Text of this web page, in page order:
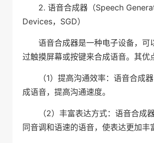
2. 语音合成器（Speech
Devices，SGD）
语音合成器是一种电子设备，可
过触摸屏幕或按键来合成语音。其优
（1）提高沟通效率：语音合成
成语音，提高沟通速度。
（2）丰富表达方式：语音合成
同音调和语速的语音，使表达更加丰